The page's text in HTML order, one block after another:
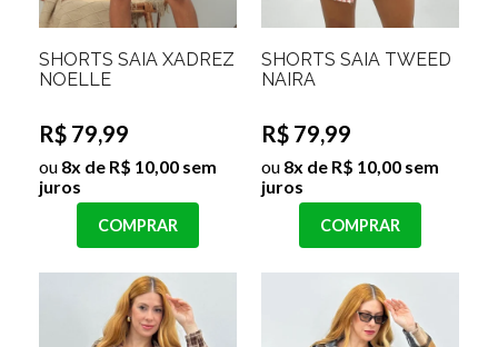
SHORTS SAIA XADREZ
NOELLE
R$ 79,99
ou 8x de R$ 10,00 sem
juros
COMPRAR
SHORTS SAIA TWEED
NAIRA
R$ 79,99
ou 8x de R$ 10,00 sem
juros
COMPRAR